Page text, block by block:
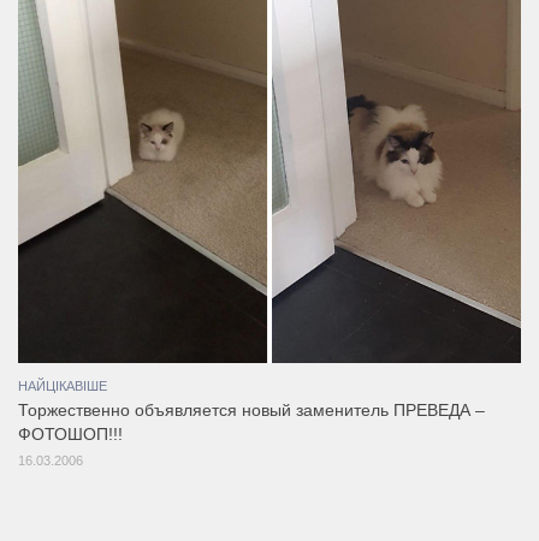
НАЙЦІКАВІШЕ
Торжественно объявляется новый заменитель ПРЕВЕДА –
ФОТОШОП!!!
16.03.2006